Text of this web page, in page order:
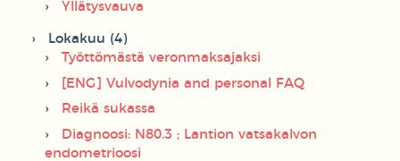
Yllätysvauva
Lokakuu (4)
Työttömästä veronmaksajaksi
[ENG] Vulvodynia and personal FAQ
Reikä sukassa
Diagnoosi: N80.3 ; Lantion vatsakalvon
endometrioosi